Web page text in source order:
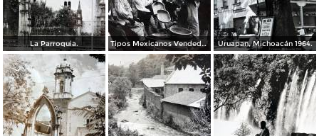
La Parroquia. Tipos Mexicanos Vendedores de vandejas. Uruapan, Michoacán 1964.